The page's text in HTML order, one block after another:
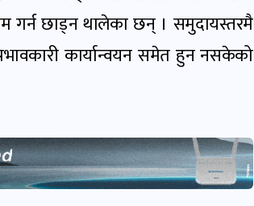
गर्न छाड्न थालेका छन् । समुदायस्तरमै
कार्यान्वयन समेत हुन नसकेको